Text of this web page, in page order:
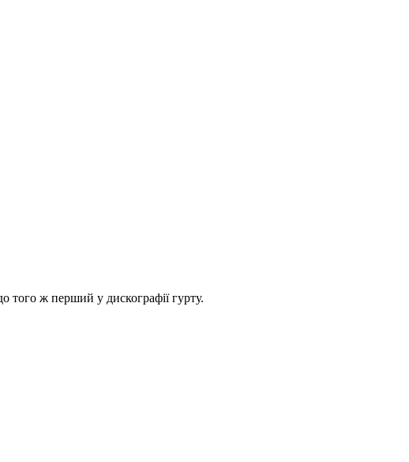
того ж перший у дискографії гурту.